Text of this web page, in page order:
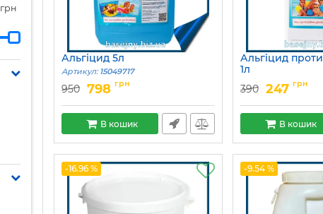
грн
Альгіцид 5л
Артикул: 15049717
950 798 грн
В кошик
Альгіцид
1л
Артикул: 15049718
390 247 грн
В кошик
-16.96 % -9.54 %